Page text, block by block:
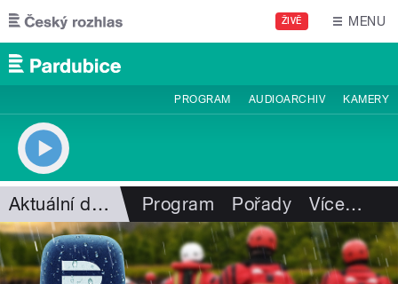
Přejít k hlavnímu obsahu
ŽIVĚ MENU
PROGRAM AUDIOARCHIV KAMERY
Aktuální dění Program Pořady Více…